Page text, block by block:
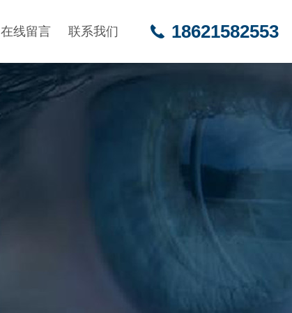
在线留言 联系我们 18621582553